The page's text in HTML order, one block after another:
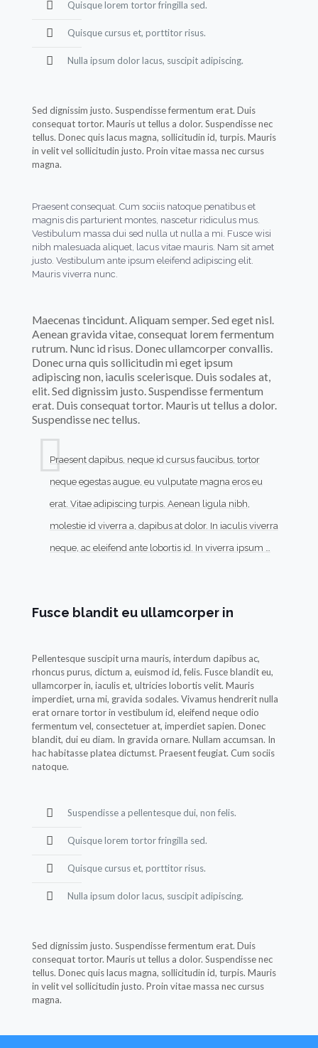
Quisque lorem tortor fringilla sed.
Quisque cursus et, porttitor risus.
Nulla ipsum dolor lacus, suscipit adipiscing.
Sed dignissim justo. Suspendisse fermentum erat. Duis
consequat tortor. Mauris ut tellus a dolor. Suspendisse nec
tellus. Donec quis lacus magna, sollicitudin id, turpis. Mauris
in velit vel sollicitudin justo. Proin vitae massa nec cursus
magna.
Praesent consequat. Cum sociis natoque penatibus et
magnis dis parturient montes, nascetur ridiculus mus.
Vestibulum massa dui sed nulla ut nulla a mi. Fusce wisi
nibh malesuada aliquet, lacus vitae mauris. Nam sit amet
justo. Vestibulum ante ipsum eleifend adipiscing elit.
Mauris viverra nunc.
Maecenas tincidunt. Aliquam semper. Sed eget nisl.
Aenean gravida vitae, consequat lorem fermentum
rutrum. Nunc id risus. Donec ullamcorper convallis.
Donec urna quis sollicitudin mi eget ipsum
adipiscing non, iaculis scelerisque. Duis sodales at,
elit. Sed dignissim justo. Suspendisse fermentum
erat. Duis consequat tortor. Mauris ut tellus a dolor.
Suspendisse nec tellus.
Praesent dapibus, neque id cursus faucibus, tortor
neque egestas augue, eu vulputate magna eros eu
erat. Vitae adipiscing turpis. Aenean ligula nibh,
molestie id viverra a, dapibus at dolor. In iaculis viverra
neque, ac eleifend ante lobortis id. In viverra ipsum …
Fusce blandit eu ullamcorper in
Pellentesque suscipit urna mauris, interdum dapibus ac,
rhoncus purus, dictum a, euismod id, felis. Fusce blandit eu,
ullamcorper in, iaculis et, ultricies lobortis velit. Mauris
imperdiet, urna mi, gravida sodales. Vivamus hendrerit nulla
erat ornare tortor in vestibulum id, eleifend neque odio
fermentum vel, consectetuer at, imperdiet sapien. Donec
blandit, dui eu diam. In gravida ornare. Nullam accumsan. In
hac habitasse platea dictumst. Praesent feugiat. Cum sociis
natoque.
Suspendisse a pellentesque dui, non felis.
Quisque lorem tortor fringilla sed.
Quisque cursus et, porttitor risus.
Nulla ipsum dolor lacus, suscipit adipiscing.
Sed dignissim justo. Suspendisse fermentum erat. Duis
consequat tortor. Mauris ut tellus a dolor. Suspendisse nec
tellus. Donec quis lacus magna, sollicitudin id, turpis. Mauris
in velit vel sollicitudin justo. Proin vitae massa nec cursus
magna.